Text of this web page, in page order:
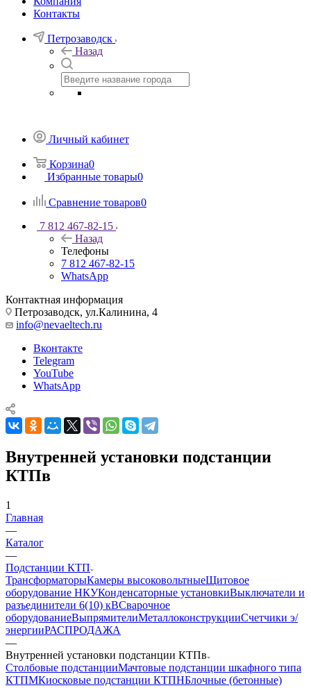
Контакты
Петрозаводск
Назад
Личный кабинет
Корзина0
Избранные товары0
Сравнение товаров0
7 812 467-82-15
Назад
Телефоны
7 812 467-82-15
WhatsApp
Контактная информация
Петрозаводск, ул.Калинина, 4
info@nevaeltech.ru
Вконтакте
Telegram
YouTube
WhatsApp
Внутренней установки подстанции
КТПв
1
Главная
—
Каталог
—
Подстанции КТП
ТрансформаторыКамеры высоковольтныеЩитовое
оборудование НКУКонденсаторные установкиВыключатели и
разъединители 6(10) кВСварочное
оборудованиеВыпрямителиМеталлоконструкцииСчетчики э/
энергииРАСПРОДАЖА
—
Внутренней установки подстанции КТПв
Столбовые подстанцииМачтовые подстанции шкафного типа
КТПМКиосковые подстанции КТПНБлочные (бетонные)